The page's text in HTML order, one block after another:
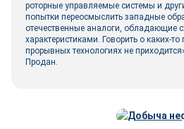
роторные управляемые системы и
попытки переосмыслить западные
отечественные аналоги, обладающие
характеристиками. Говорить о каких-
прорывных технологиях не
Продан.